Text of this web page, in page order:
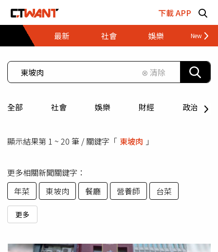
下載 APP
最新
社會 娛樂 財經
⊗ 清除
全部 社會 娛樂 財經 政治
顯示結果第 1 ~ 20 筆 / 關鍵字「 東坡肉 」
更多相關新聞關鍵字：
年菜
東坡肉 餐廳 營養師 台菜
更多